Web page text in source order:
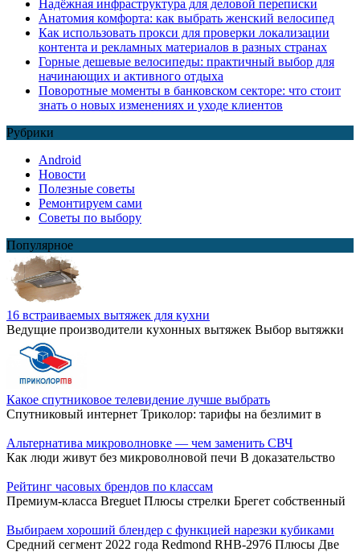
Надёжная инфраструктура для деловой переписки
Анатомия комфорта: как выбрать женский велосипед
Как использовать прокси для проверки локализации
контента и рекламных материалов в разных странах
Горные дешевые велосипеды: практичный выбор для
начинающих и активного отдыха
Поворотные моменты в банковском секторе: что стоит
знать о новых изменениях и уходе клиентов
Рубрики
Android
Новости
Полезные советы
Ремонтируем сами
Советы по выбору
Популярное
16 встраиваемых вытяжек для кухни
Ведущие производители кухонных вытяжек Выбор вытяжки
Какое спутниковое телевидение лучше выбрать
Спутниковый интернет Триколор: тарифы на безлимит в
Альтернатива микроволновке — чем заменить СВЧ
Как люди живут без микроволновой печи В доказательство
Рейтинг часовых брендов по классам
Премиум-класса Breguet Плюсы стрелки Брегет собственный
Выбираем хороший блендер с функцией нарезки кубиками
Средний сегмент 2022 года Redmond RHB-2976 Плюсы Две